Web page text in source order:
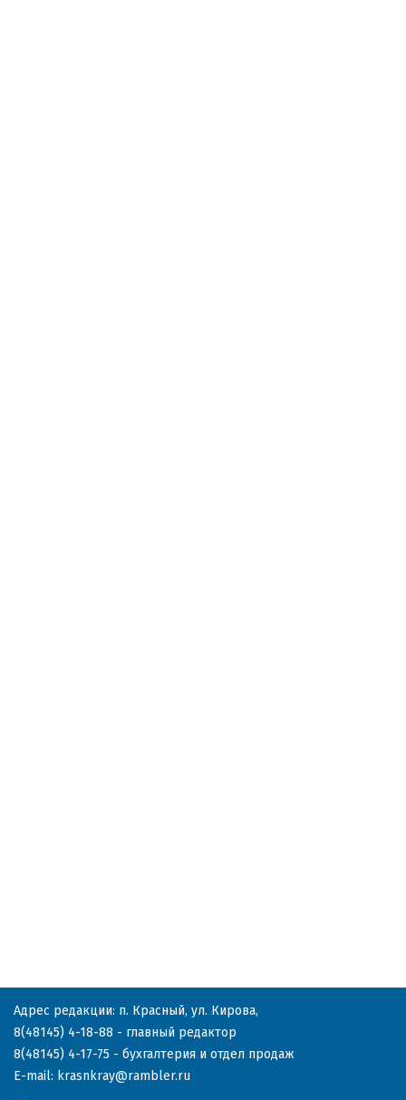
Адрес редакции: п. Красный, ул. Кирова,
8(48145) 4-18-88 - главный редактор
8(48145) 4-17-75 - бухгалтерия и отдел продаж
E-mail: krasnkray@rambler.ru